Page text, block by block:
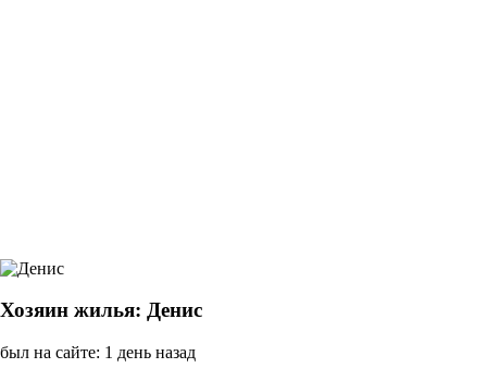
Хозяин жилья: Денис
был на сайте: 1 день назад